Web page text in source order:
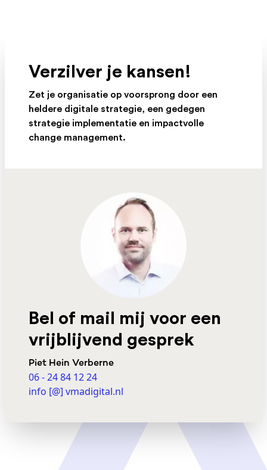
Verzilver je kansen!
Zet je organisatie op voorsprong door een
heldere digitale strategie, een gedegen
strategie implementatie en impactvolle
change management.
Bel of mail mij voor een
vrijblijvend gesprek
Piet Hein Verberne
06 - 24 84 12 24
info [@] vmadigital.nl